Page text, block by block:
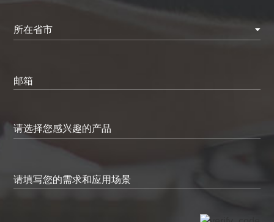
所在省市
邮箱
请填写您的需求和应用场景